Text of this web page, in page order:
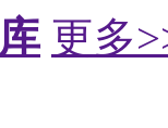
更多